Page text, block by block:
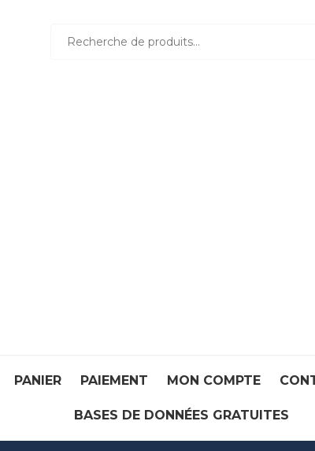
pour :
PANIER PAIEMENT MON COMPTE
BASES DE DONNÉES GRATUITES